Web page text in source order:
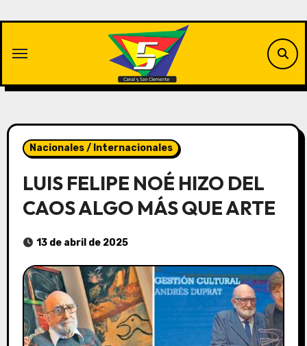
contenido
Nacionales / Internacionales
LUIS FELIPE NOÉ HIZO DEL
CAOS ALGO MÁS QUE ARTE
13 de abril de 2025